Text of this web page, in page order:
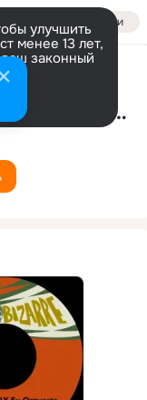
Войти
улучшить
менее 13 лет,
законный
Fernando Bell Y Su Orquesta